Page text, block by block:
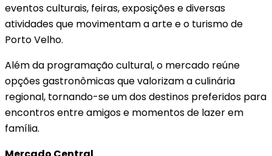
eventos culturais, feiras, exposições e diversas
atividades que movimentam a arte e o turismo de
Porto Velho.
Além da programação cultural, o mercado reúne
opções gastronômicas que valorizam a culinária
regional, tornando-se um dos destinos preferidos para
encontros entre amigos e momentos de lazer em
família.